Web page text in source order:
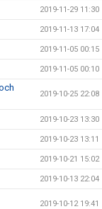
2019-11-29 11:30
2019-11-13 17:04
2019-11-05 00:15
2019-11-05 00:10
2019-10-25 22:08
2019-10-23 13:30
2019-10-23 13:11
2019-10-21 15:02
2019-10-13 22:04
2019-10-12 19:41